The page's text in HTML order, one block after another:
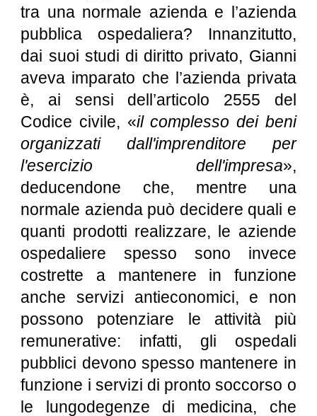
tra una normale azienda e l’azienda
pubblica ospedaliera? Innanzitutto,
dai suoi studi di diritto privato, Gianni
aveva imparato che l’azienda privata
è, ai sensi dell’articolo 2555 del
Codice civile, «il complesso dei beni
organizzati dall'imprenditore per
l'esercizio dell'impresa»,
deducendone che, mentre una
normale azienda può decidere quali e
quanti prodotti realizzare, le aziende
ospedaliere spesso sono invece
costrette a mantenere in funzione
anche servizi antieconomici, e non
possono potenziare le attività più
remunerative: infatti, gli ospedali
pubblici devono spesso mantenere in
funzione i servizi di pronto soccorso o
le lungodegenze di medicina, che